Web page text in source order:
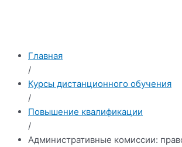
Главная
/
Курсы дистанционного обучения
/
Повышение квалификации
/
Административные комиссии: